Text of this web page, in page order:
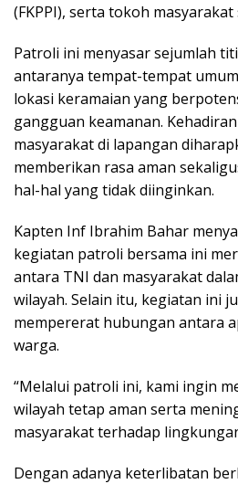
(FKPPI), serta tokoh masyarakat
Patroli ini menyasar sejumlah
antaranya tempat-tempat
lokasi keramaian yang
gangguan keamanan.
masyarakat di lapangan
memberikan rasa aman
hal-hal yang tidak diinginkan.
Kapten Inf Ibrahim Bahar
kegiatan patroli bersama ini
antara TNI dan masyarakat
wilayah. Selain itu, kegiatan ini
mempererat hubungan antara
warga.
“Melalui patroli ini, kami ingin
wilayah tetap aman serta
masyarakat terhadap
Dengan adanya keterlibatan